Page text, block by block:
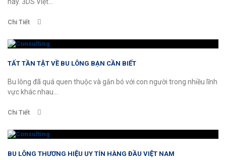
Chi Tiết
TẤT TẦN TẬT VỀ BU LÔNG BẠN CẦN BIẾT
Bu lông đã quá quen thuộc và gắn bó với con người trong nhiều lĩnh
vực khác nhau...
Chi Tiết
BU LÔNG THƯƠNG HIỆU UY TÍN HÀNG ĐẦU VIỆT NAM